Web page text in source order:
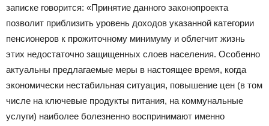
записке говорится: «Принятие данного законопроекта
позволит приблизить уровень доходов указанной категории
пенсионеров к прожиточному минимуму и облегчит жизнь
этих недостаточно защищенных слоев населения. Особенно
актуальны предлагаемые меры в настоящее время, когда
экономически нестабильная ситуация, повышение цен (в том
числе на ключевые продукты питания, на коммунальные
услуги) наиболее болезненно воспринимают именно